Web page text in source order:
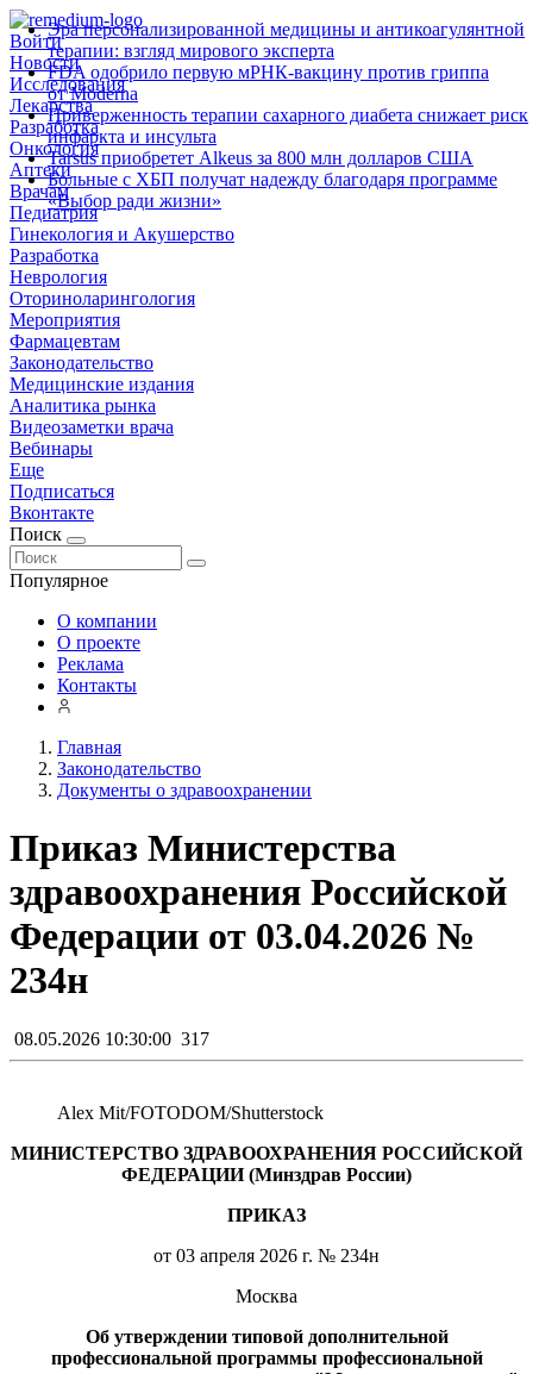
Войти
Новости
Исследования
Лекарства
Разработка
Онкология
Аптеки
Врачам
Педиатрия
Гинекология и Акушерство
Разработка
Неврология
Оториноларингология
Мероприятия
Фармацевтам
Законодательство
Медицинские издания
Аналитика рынка
Видеозаметки врача
Вебинары
Еще
Подписаться
Вконтакте
Поиск
Популярное
Эра персонализированной медицины и антикоагулянтной
терапии: взгляд мирового эксперта
FDA одобрило первую мРНК‑вакцину против гриппа
от Moderna
Приверженность терапии сахарного диабета снижает риск
инфаркта и инсульта
Tarsus приобретет Alkeus за 800 млн долларов США
Больные с ХБП получат надежду благодаря программе
«Выбор ради жизни»
О компании
О проекте
Реклама
Контакты
Главная
Законодательство
Документы о здравоохранении
Приказ Министерства
здравоохранения Российской
Федерации от 03.04.2026 №
234н
08.05.2026 10:30:00 317
Alex Mit/FOTODOM/Shutterstoсk
МИНИСТЕРСТВО ЗДРАВООХРАНЕНИЯ РОССИЙСКОЙ
ФЕДЕРАЦИИ (Минздрав России)
ПРИКАЗ
от 03 апреля 2026 г. № 234н
Москва
Об утверждении типовой дополнительной
профессиональной программы профессиональной